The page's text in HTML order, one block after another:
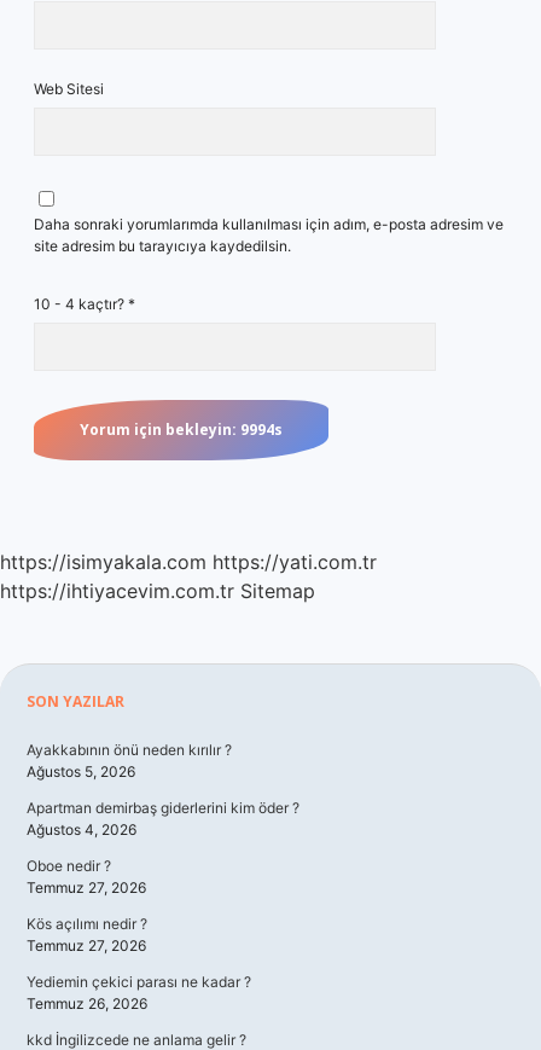
Web Sitesi
Daha sonraki yorumlarımda kullanılması için adım, e-posta adresim ve
site adresim bu tarayıcıya kaydedilsin.
10 - 4 kaçtır? *
https://isimyakala.com https://yati.com.tr
https://ihtiyacevim.com.tr Sitemap
Sidebar
SON YAZILAR
Ayakkabının önü neden kırılır ?
Ağustos 5, 2026
Apartman demirbaş giderlerini kim öder ?
Ağustos 4, 2026
Oboe nedir ?
Temmuz 27, 2026
Kös açılımı nedir ?
Temmuz 27, 2026
Yediemin çekici parası ne kadar ?
Temmuz 26, 2026
kkd İngilizcede ne anlama gelir ?